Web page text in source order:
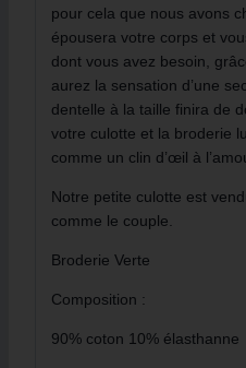
pour cela que nous avons
épousera votre corps et
dont vous avez besoin,
aurez la sensation d’une
dentelle à la taille finira de
votre culotte et la broderie
comme un clin d’œil à
Notre petite culotte est
comme le couple.
Broderie Verte
Composition :
90% coton 10% élasthanne